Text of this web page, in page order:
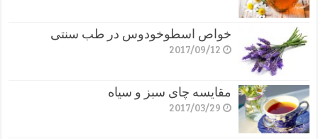
خواص اسطوخودوس در طب سنتی
2017/09/12
مقایسه چای سبز و سیاه
2017/03/29